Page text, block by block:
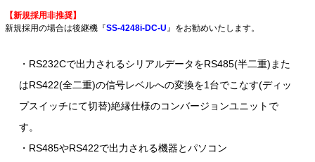
【新規採用非推奨】
新規採用の場合は後継機『SS-4248i-DC-U』をお勧めいたします。
・RS232Cで出力されるシリアルデータをRS485(半二重)また
はRS422(全二重)の信号レベルへの変換を1台でこなす(ディッ
プスイッチにて切替)絶縁仕様のコンバージョンユニットで
す。
・RS485やRS422で出力される機器とパソコン